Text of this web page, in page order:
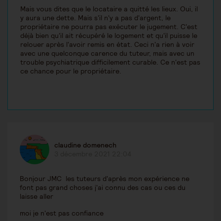
Mais vous dites que le locataire a quitté les lieux. Oui, il
y aura une dette. Mais s'il n'y a pas d'argent, le
propriétaire ne pourra pas exécuter le jugement. C'est
déjà bien qu'il ait récupéré le logement et qu'il puisse le
relouer après l'avoir remis en état. Ceci n'a rien à voir
avec une quelconque carence du tuteur, mais avec un
trouble psychiatrique difficilement curable. Ce n'est pas
ce chance pour le propriétaire.
claudine domenech
Bonjour JMC les tuteurs d'après mon expérience ne
font pas grand choses j'ai connu des cas ou ces du
laisse aller
moi je n'est pas confiance